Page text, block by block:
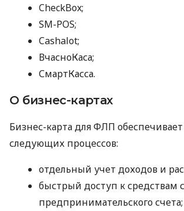
CheckBox;
SM-POS;
Cashalot;
ВчасноКаса;
СмартКасса.
О бизнес-картах
Бизнес-карта для ФЛП
следующих процессов:
отдельный учет доходов и
быстрый доступ к средствам с
предпринимательского счета;